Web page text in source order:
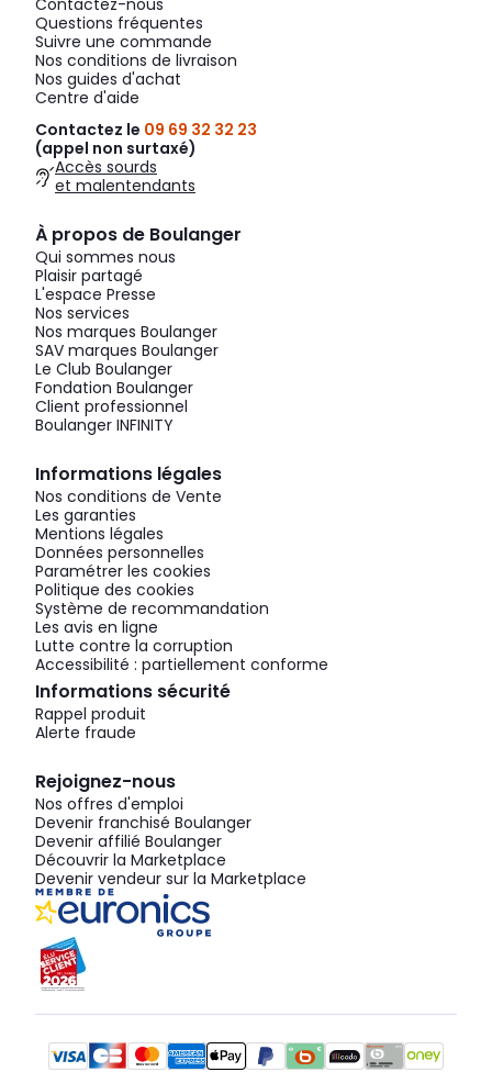
Contactez-nous
Questions fréquentes
Suivre une commande
Nos conditions de livraison
Nos guides d'achat
Centre d'aide
Contactez le 09 69 32 32 23
(appel non surtaxé)
Accès sourds
et malentendants
À propos de Boulanger
Qui sommes nous
Plaisir partagé
L'espace Presse
Nos services
Nos marques Boulanger
SAV marques Boulanger
Le Club Boulanger
Fondation Boulanger
Client professionnel
Boulanger INFINITY
Informations légales
Nos conditions de Vente
Les garanties
Mentions légales
Données personnelles
Paramétrer les cookies
Politique des cookies
Système de recommandation
Les avis en ligne
Lutte contre la corruption
Accessibilité : partiellement conforme
Informations sécurité
Rappel produit
Alerte fraude
Rejoignez-nous
Nos offres d'emploi
Devenir franchisé Boulanger
Devenir affilié Boulanger
Découvrir la Marketplace
Devenir vendeur sur la Marketplace